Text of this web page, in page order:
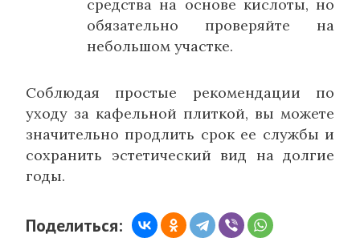
средства на основе кислоты, но
обязательно проверяйте на
небольшом участке.
Соблюдая простые рекомендации по
уходу за кафельной плиткой, вы можете
значительно продлить срок ее службы и
сохранить эстетический вид на долгие
годы.
Поделиться: